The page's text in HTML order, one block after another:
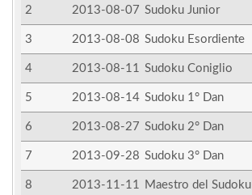
2 2013-08-07 Sudoku Junior
3 2013-08-08 Sudoku Esordiente
4 2013-08-11 Sudoku Coniglio
5 2013-08-14 Sudoku 1° Dan
6 2013-08-27 Sudoku 2° Dan
7 2013-09-28 Sudoku 3° Dan
8 2013-11-11 Maestro del Sudoku